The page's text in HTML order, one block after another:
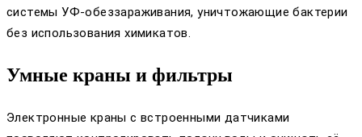
системы УФ-обеззараживания, уничтожающие бактерии
без использования химикатов.
Умные краны и фильтры
Электронные краны с встроенными датчиками